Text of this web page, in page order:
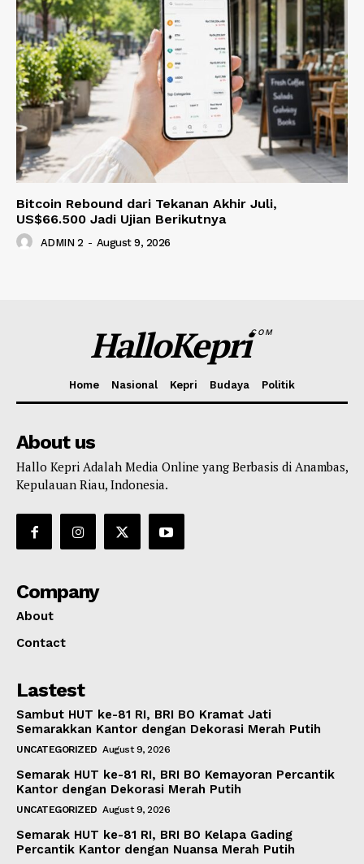
Bitcoin Rebound dari Tekanan Akhir Juli,
US$66.500 Jadi Ujian Berikutnya
ADMIN 2 - August 9, 2026
HalloKepriCOM
Home Nasional Kepri Budaya Politik
About us
Hallo Kepri Adalah Media Online yang Berbasis di Anambas,
Kepulauan Riau, Indonesia.
Company
About
Contact
Lastest
Sambut HUT ke-81 RI, BRI BO Kramat Jati
Semarakkan Kantor dengan Dekorasi Merah Putih
UNCATEGORIZED August 9, 2026
Semarak HUT ke-81 RI, BRI BO Kemayoran Percantik
Kantor dengan Dekorasi Merah Putih
UNCATEGORIZED August 9, 2026
Semarak HUT ke-81 RI, BRI BO Kelapa Gading
Percantik Kantor dengan Nuansa Merah Putih